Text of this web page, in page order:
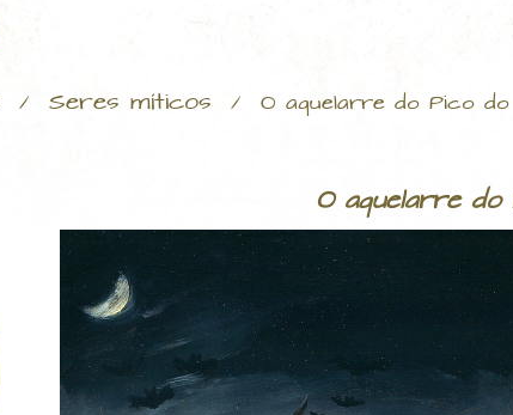
/ Seres míticos / O aquelarre do Pico
O aquelarre